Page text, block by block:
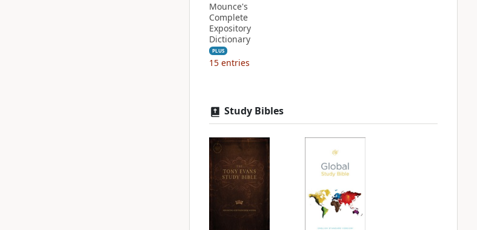
Mounce's
Complete
Expository
Dictionary
PLUS
15 entries
Study Bibles